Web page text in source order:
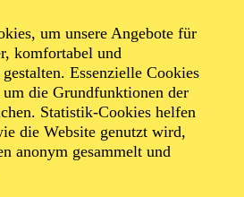
um unsere Angebote für
komfortabel und
Essenzielle Cookies
die Grundfunktionen der
Statistik-Cookies helfen
die Website genutzt wird,
anonym gesammelt und